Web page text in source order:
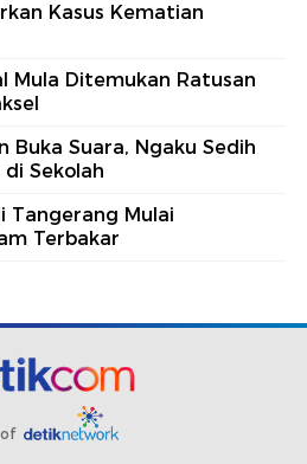
Kasus Kematian
Mula Ditemukan Ratusan
Buka Suara, Ngaku Sedih
Sekolah
Tangerang Mulai
Terbakar